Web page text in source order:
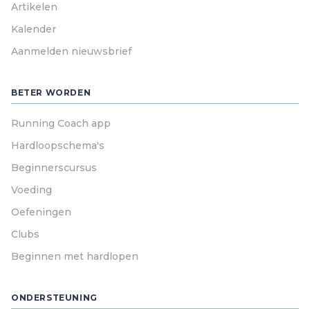
Artikelen
Kalender
Aanmelden nieuwsbrief
BETER WORDEN
Running Coach app
Hardloopschema's
Beginnerscursus
Voeding
Oefeningen
Clubs
Beginnen met hardlopen
ONDERSTEUNING